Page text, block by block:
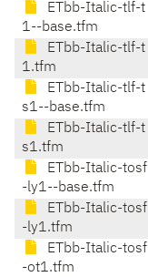
ETbb-Italic-tlf-t
1--base.tfm
ETbb-Italic-tlf-t
1.tfm
ETbb-Italic-tlf-t
s1--base.tfm
ETbb-Italic-tlf-t
s1.tfm
ETbb-Italic-tosf
-ly1--base.tfm
ETbb-Italic-tosf
-ly1.tfm
ETbb-Italic-tosf
-ot1.tfm